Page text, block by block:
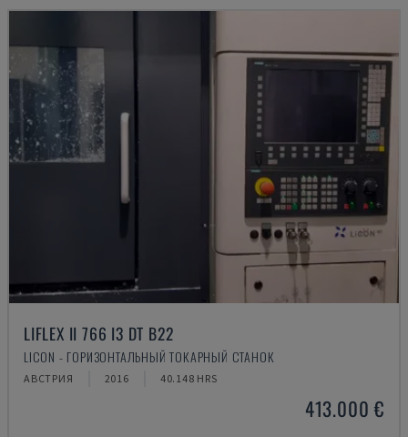
LIFLEX II 766 I3 DT B22
LICON - ГОРИЗОНТАЛЬНЫЙ ТОКАРНЫЙ СТАНОК
АВСТРИЯ 2016 40.148 HRS
413.000 €